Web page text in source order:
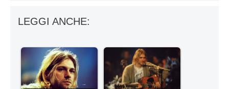
LEGGI ANCHE: